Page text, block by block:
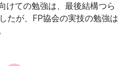
けての勉強は、最後結構つら
たが、FP協会の実技の勉強は